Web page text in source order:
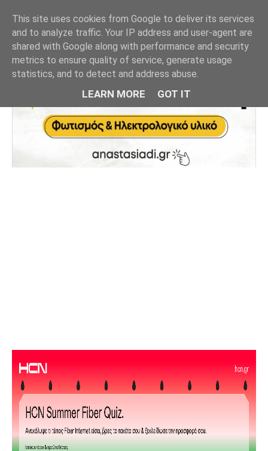
This site uses cookies from Google to deliver its services
and to analyze traffic. Your IP address and user-agent are
shared with Google along with performance and security
metrics to ensure quality of service, generate usage
statistics, and to detect and address abuse.
LEARN MORE GOT IT